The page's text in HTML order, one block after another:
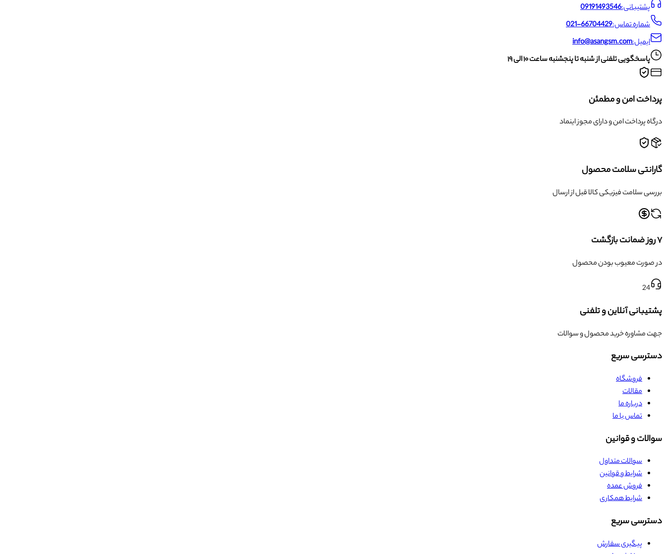
پشتیبانی:09191493546
شماره تماس:021-66704429
ایمیل:info@asangsm.com
پاسخگویی تلفنی از شنبه تا پنجشنبه ساعت ۱۰ الی ۱۹
پرداخت امن و مطمئن
درگاه پرداخت امن و دارای مجوز اینماد
گارانتی سلامت محصول
بررسی سلامت فیزیکی کالا قبل از ارسال
۷ روز ضمانت بازگشت
در صورت معیوب بودن محصول
24
پشتیبانی آنلاین و تلفنی
جهت مشاوره خرید محصول و سوالات
دسترسی سریع
فروشگاه
مقالات
درباره ما
تماس با ما
سوالات و قوانین
سوالات متداول
شرایط و قوانین
فروش عمده
شرایط همکاری
دسترسی سریع
پیگیری سفارش